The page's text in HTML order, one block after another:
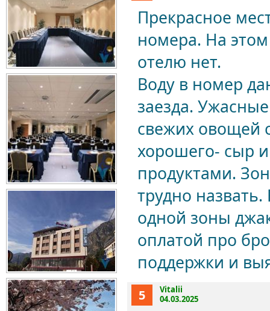
Прекрасное
номера. На этом
отелю нет.
Воду в номер
заезда.
свежих овощей
хорошего- сыр
продуктами.
трудно
одной зоны
оплатой про
поддержки и
5
Vitalii
04.03.2025